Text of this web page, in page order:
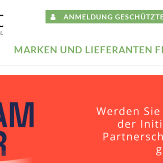
ANMELDUNG
MARKEN UND LIEFERANTEN